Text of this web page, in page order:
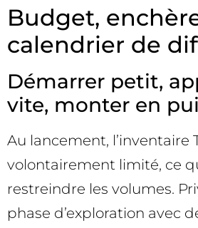
Budget,
calendrier de
Démarrer petit,
vite, monter en
Au lancement, l’inventaire
volontairement limité, ce
restreindre les volumes.
phase d’exploration avec